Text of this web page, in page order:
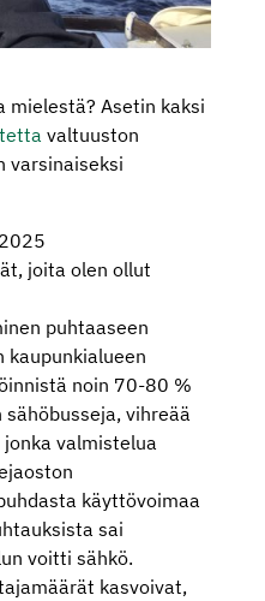
mielestä? Asetin kaksi
valtuuston
varsinaiseksi
joita olen ollut
puhtaaseen
kaupunkialueen
noin 70-80 %
vihreää
valmistelua
käyttövoimaa
sai
voitti sähkö.
kasvoivat,